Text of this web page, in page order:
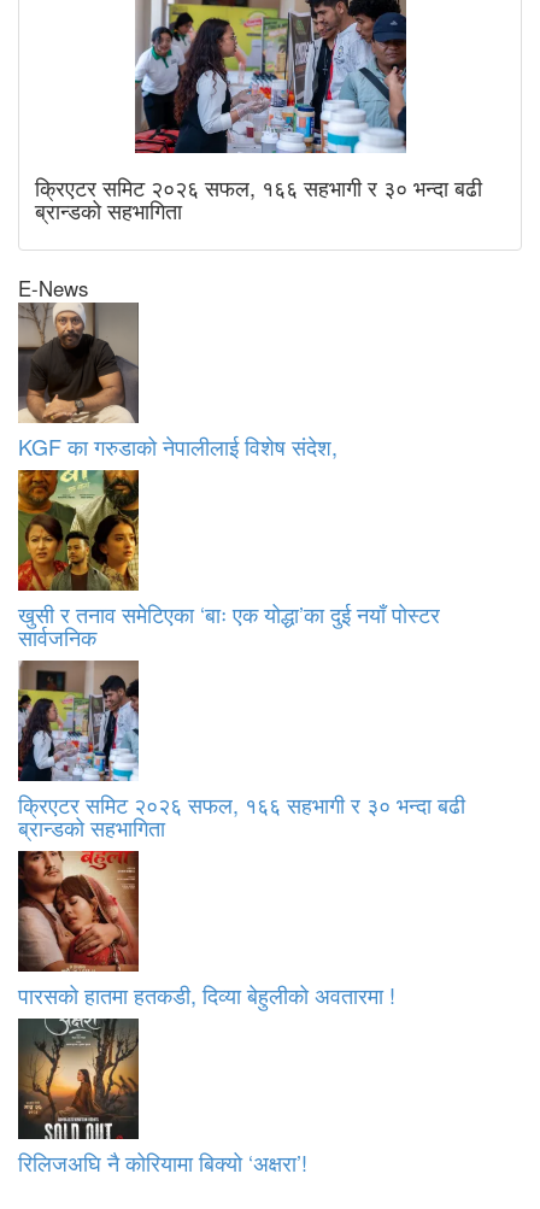
क्रिएटर समिट २०२६ सफल, १६६ सहभागी र ३० भन्दा बढी
ब्रान्डको सहभागिता
E-News
KGF का गरुडाको नेपालीलाई विशेष संदेश,
खुसी र तनाव समेटिएका ‘बाः एक योद्धा’का दुई नयाँ पोस्टर
सार्वजनिक
क्रिएटर समिट २०२६ सफल, १६६ सहभागी र ३० भन्दा बढी
ब्रान्डको सहभागिता
पारसको हातमा हतकडी, दिव्या बेहुलीको अवतारमा !
रिलिजअघि नै कोरियामा बिक्यो ‘अक्षरा’!